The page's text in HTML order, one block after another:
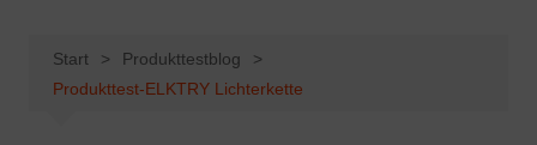
Start
Produkttestblog
Produkttest-ELKTRY Lichterkette